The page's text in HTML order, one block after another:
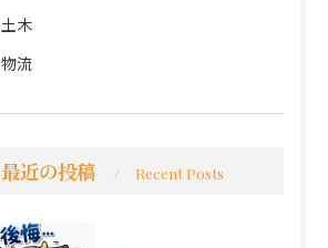
土木
物流
最近の投稿 Recent Posts